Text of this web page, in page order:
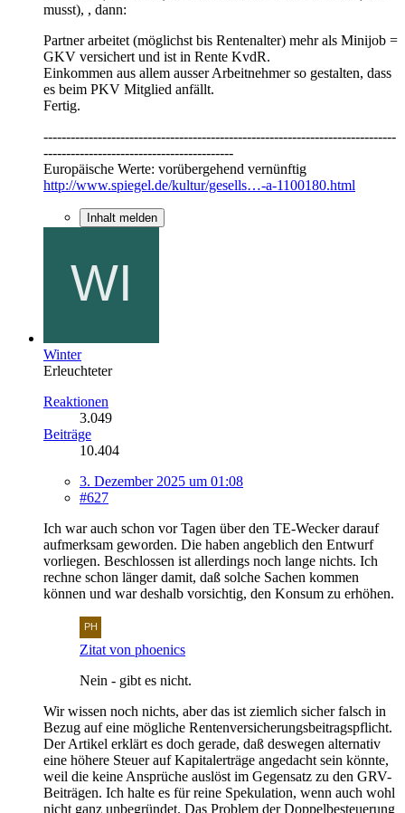
musst), , dann:
Partner arbeitet (möglichst bis Rentenalter) mehr als Minijob =
GKV versichert und ist in Rente KvdR.
Einkommen aus allem ausser Arbeitnehmer so gestalten, dass
es beim PKV Mitglied anfällt.
Fertig.
------------------------------------------------------------------------------
------------------------------------------
Europäische Werte: vorübergehend vernünftig
http://www.spiegel.de/kultur/gesells…-a-1100180.html
Inhalt melden
Winter
Erleuchteter
Reaktionen
3.049
Beiträge
10.404
3. Dezember 2025 um 01:08
#627
Ich war auch schon vor Tagen über den TE-Wecker darauf
aufmerksam geworden. Die haben angeblich den Entwurf
vorliegen. Beschlossen ist allerdings noch lange nichts. Ich
rechne schon länger damit, daß solche Sachen kommen
können und war deshalb vorsichtig, den Konsum zu erhöhen.
Zitat von phoenics
Nein - gibt es nicht.
Wir wissen noch nichts, aber das ist ziemlich sicher falsch in
Bezug auf eine mögliche Rentenversicherungsbeitragspflicht.
Der Artikel erklärt es doch gerade, daß deswegen alternativ
eine höhere Steuer auf Kapitalerträge angedacht sein könnte,
weil die keine Ansprüche auslöst im Gegensatz zu den GRV-
Beiträgen. Ich halte es für reine Spekulation, wenn auch wohl
nicht ganz unbegründet. Das Problem der Doppelbesteuerung